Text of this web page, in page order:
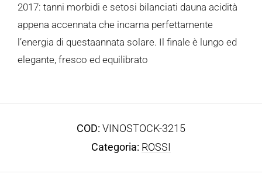
2017: tanni morbidi e setosi bilanciati dauna acidità
appena accennata che incarna perfettamente
l’energia di questaannata solare. Il finale è lungo ed
elegante, fresco ed equilibrato
COD: VINOSTOCK-3215
Categoria: ROSSI